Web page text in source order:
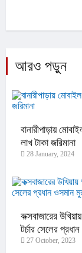
আরও পড়ুন
বানারীপাড়ায়
লাখ টাকা জরিমানা
28 January, 2024
কক্সবাজারের
টর্চার সেলের
27 October, 2023